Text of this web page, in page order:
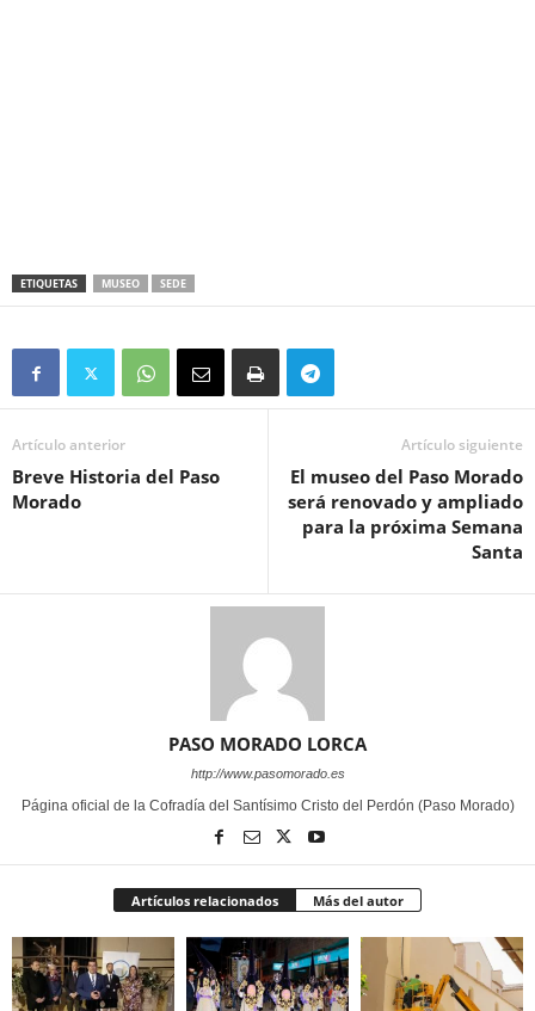
ETIQUETAS MUSEO SEDE
Artículo anterior
Breve Historia del Paso
Morado
Artículo siguiente
El museo del Paso Morado
será renovado y ampliado
para la próxima Semana
Santa
PASO MORADO LORCA
http://www.pasomorado.es
Página oficial de la Cofradía del Santísimo Cristo del Perdón (Paso Morado)
Artículos relacionados Más del autor